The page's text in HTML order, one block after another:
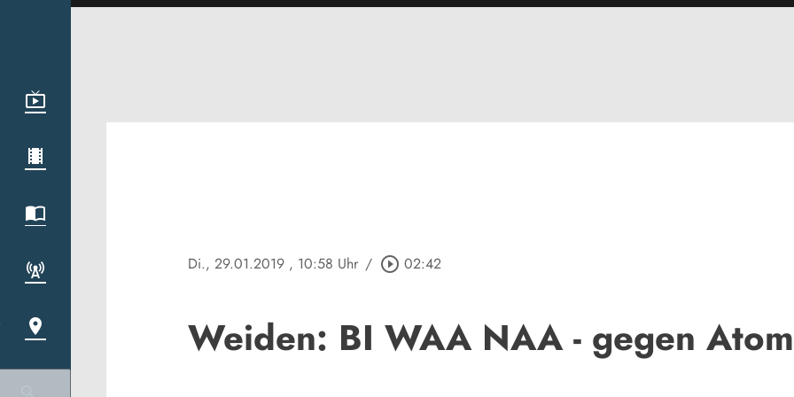
Di., 29.01.2019 , 10:58 Uhr / play_circle_outline 02:42
Weiden: BI WAA NAA - gegen